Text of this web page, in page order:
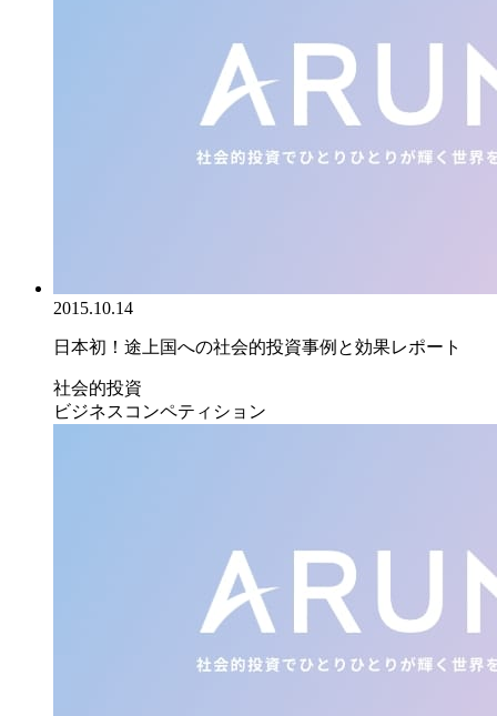
2015.10.14
日本初！途上国への社会的投資事例と効果レポート
社会的投資
ビジネスコンペティション